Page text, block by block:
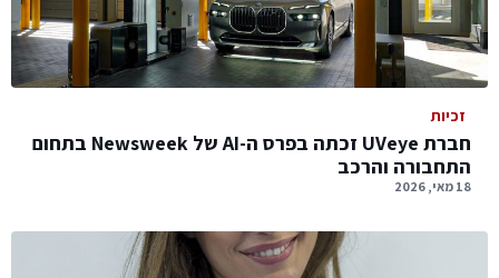
זכיות
חברת UVeye זכתה בפרס ה-AI של Newsweek בתחום
התחבורה והרכב
18 מאי, 2026